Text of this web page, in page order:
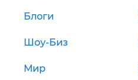
Блоги
Шоу-Биз
Мир